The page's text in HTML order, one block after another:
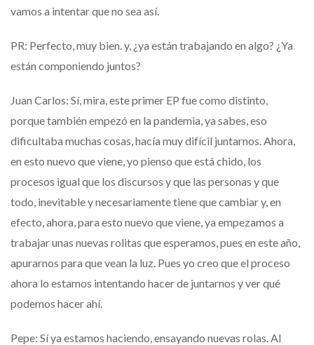
vamos a intentar que no sea así.
PR: Perfecto, muy bien. y, ¿ya están trabajando en algo? ¿Ya
están componiendo juntos?
Juan Carlos: Sí, mira, este primer EP fue como distinto,
porque también empezó en la pandemia, ya sabes, eso
dificultaba muchas cosas, hacía muy difícil juntarnos. Ahora,
en esto nuevo que viene, yo pienso que está chido, los
procesos igual que los discursos y que las personas y que
todo, inevitable y necesariamente tiene que cambiar y, en
efecto, ahora, para esto nuevo que viene, ya empezamos a
trabajar unas nuevas rolitas que esperamos, pues en este año,
apurarnos para que vean la luz. Pues yo creo que el proceso
ahora lo estamos intentando hacer de juntarnos y ver qué
podemos hacer ahí.
Pepe: Sí ya estamos haciendo, ensayando nuevas rolas. Al